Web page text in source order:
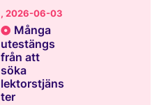
, 2026-06-03
Många
utestängs
från att
söka
lektorstjäns
ter